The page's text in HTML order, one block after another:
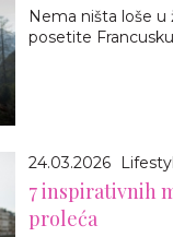
Nema ništa loše u
posetite
24.03.2026
7 inspirativnih
proleća